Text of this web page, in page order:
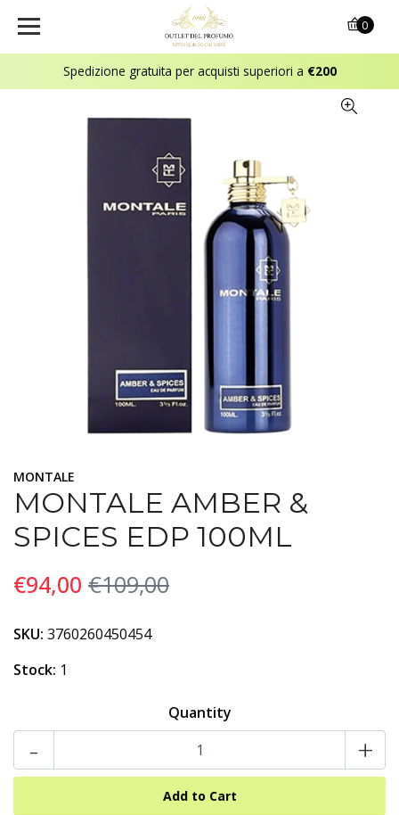
Spedizione gratuita per acquisti superiori a €200
0
MONTALE
MONTALE AMBER &
SPICES EDP 100ML
€94,00 €109,00
SKU: 3760260450454
Stock: 1
Quantity
- +